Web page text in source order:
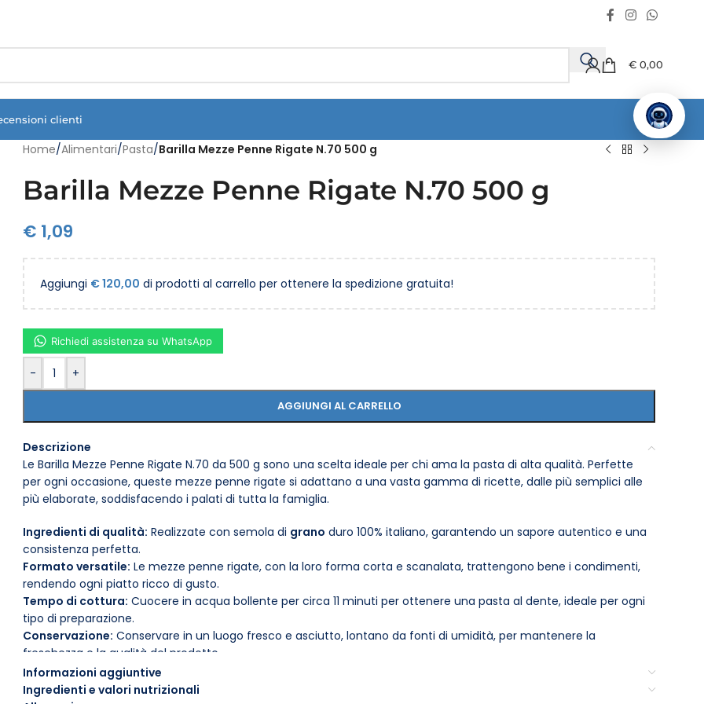
€ 0,00
clienti
Home/Alimentari/Pasta/Barilla Mezze Penne Rigate N.70 500 g
Barilla Mezze Penne Rigate N.70 500 g
€ 1,09
Aggiungi €120,00 di prodotti al carrello per ottenere la spedizione gratuita!
- +
AGGIUNGI AL CARRELLO
Richiedi assistenza su WhatsApp
Descrizione
Le Barilla Mezze Penne Rigate N.70 da 500 g sono una scelta ideale per chi ama la pasta di alta qualità. Perfette
per ogni occasione, queste mezze penne rigate si adattano a una vasta gamma di ricette, dalle più semplici alle
più elaborate, soddisfacendo i palati di tutta la famiglia.
Ingredienti di qualità: Realizzate con semola di grano duro 100% italiano, garantendo un sapore autentico e una
consistenza perfetta.
Formato versatile: Le mezze penne rigate, con la loro forma corta e scanalata, trattengono bene i condimenti,
rendendo ogni piatto ricco di gusto.
Tempo di cottura: Cuocere in acqua bollente per circa 11 minuti per ottenere una pasta al dente, ideale per ogni
tipo di preparazione.
Conservazione: Conservare in un luogo fresco e asciutto, lontano da fonti di umidità, per mantenere la
freschezza e la qualità del prodotto.
Adatta a diverse diete:Senza conservanti e coloranti, è una scelta adatta anche per chi segue una dieta
equilibrata.
Informazioni aggiuntive
Ingredienti e valori nutrizionali